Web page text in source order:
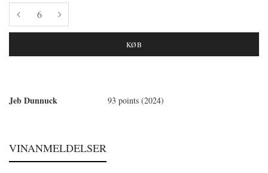
KØB
Jeb Dunnuck 93 points (2024)
VINANMELDELSER